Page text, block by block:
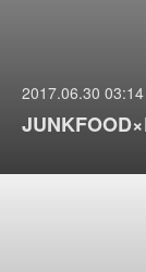
2017.06.30 03:14